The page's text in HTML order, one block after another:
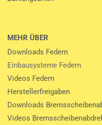
MEHR ÜBER
Downloads Federn
Einbausysteme Federn
Videos Federn
Herstellerfreigaben
Downloads
Videos